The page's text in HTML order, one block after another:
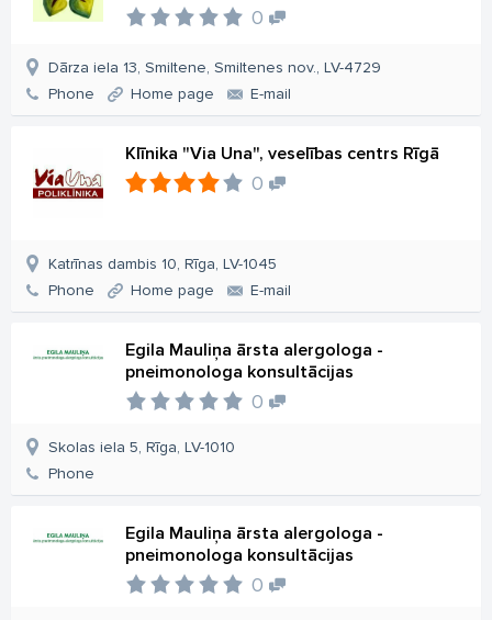
0
Dārza iela 13, Smiltene, Smiltenes nov., LV-4729
Phone
Home page E-mail
Klīnika "Via Una", veselības centrs Rīgā
0
Katrīnas dambis 10, Rīga, LV-1045
Phone
Home page E-mail
Egila Mauliņa ārsta alergologa -
pneimonologa konsultācijas
0
Skolas iela 5, Rīga, LV-1010
Phone
Egila Mauliņa ārsta alergologa -
pneimonologa konsultācijas
0